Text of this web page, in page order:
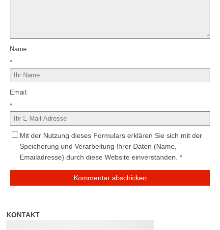
Name
*
Email
*
Mit der Nutzung dieses Formulars erklären Sie sich mit der
Speicherung und Verarbeitung Ihrer Daten (Name,
Emailadresse) durch diese Website einverstanden. *
KONTAKT